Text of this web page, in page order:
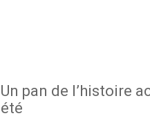
Un pan de l’histoire
été